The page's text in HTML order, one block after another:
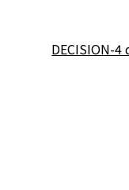
DECISION-